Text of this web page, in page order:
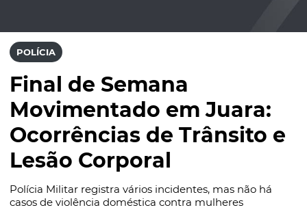
POLÍCIA
Final de Semana
Movimentado em Juara:
Ocorrências de Trânsito e
Lesão Corporal
Polícia Militar registra vários incidentes, mas não há
casos de violência doméstica contra mulheres